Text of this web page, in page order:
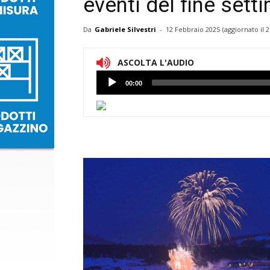
eventi del fine
Da Gabriele Silvestri - 12 Febbraio 2025 (aggiornato il
ASCOLTA L'AUDIO
Lettore
Audio
00:00